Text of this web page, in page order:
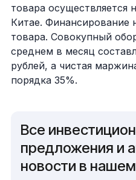
товара осуществляется
Китае. Финансирование
товара. Совокупный
среднем в месяц
рублей, а чистая
порядка 35%.
Все
предложения и
новости в